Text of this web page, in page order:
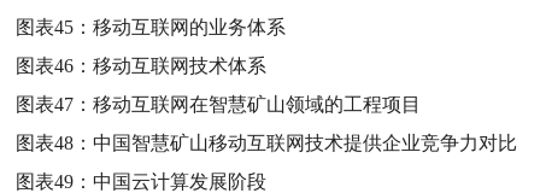
图表45：移动互联网的业务体系
图表46：移动互联网技术体系
图表47：移动互联网在智慧矿山领域的工程项目
图表48：中国智慧矿山移动互联网技术提供企业竞争力对比
图表49：中国云计算发展阶段